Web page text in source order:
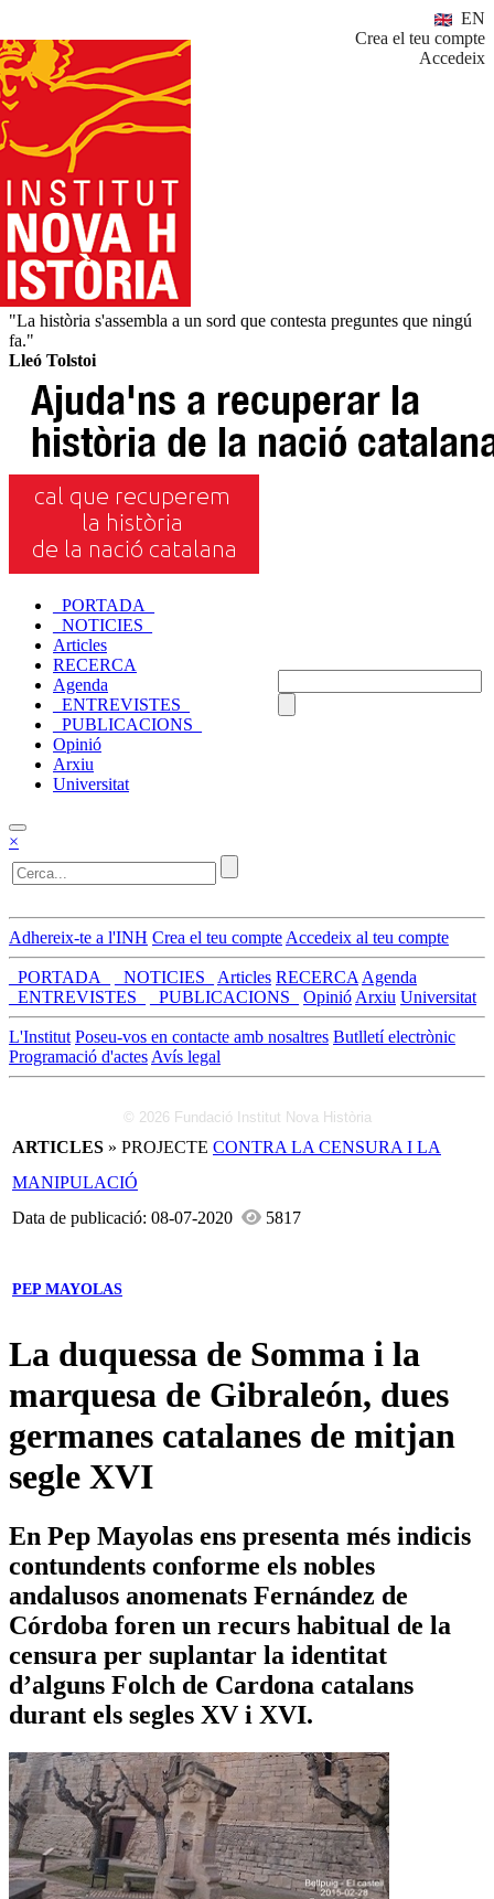
EN
Crea el teu compte
Accedeix
"La història s'assembla a un sord que contesta preguntes que ningú
fa."
Lleó Tolstoi
_PORTADA_
_NOTICIES_
Articles
RECERCA
Agenda
_ENTREVISTES_
_PUBLICACIONS_
Opinió
Arxiu
Universitat
×
Adhereix-te a l'INH Crea el teu compte Accedeix al teu compte
_PORTADA_ _NOTICIES_ Articles RECERCA Agenda
_ENTREVISTES_
_PUBLICACIONS_ Opinió Arxiu Universitat
L'Institut Poseu-vos en contacte amb nosaltres Butlletí electrònic
Programació d'actes Avís legal
© 2026 Fundació Institut Nova Història
ARTICLES » PROJECTE CONTRA LA CENSURA I LA
MANIPULACIÓ
Data de publicació: 08-07-2020
5817
PEP MAYOLAS
La duquessa de Somma i la
marquesa de Gibraleón, dues
germanes catalanes de mitjan
segle XVI
En Pep Mayolas ens presenta més indicis
contundents conforme els nobles
andalusos anomenats Fernández de
Córdoba foren un recurs habitual de la
censura per suplantar la identitat
d’alguns Folch de Cardona catalans
durant els segles XV i XVI.